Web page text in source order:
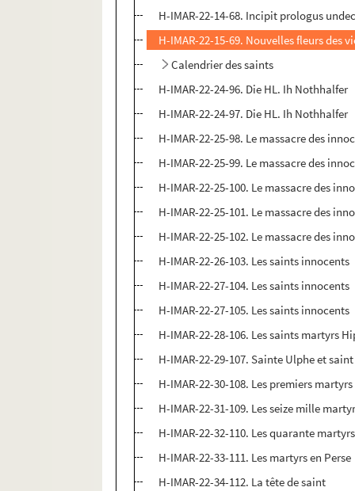
H-IMAR-22-14-68. Incipit prologus
H-IMAR-22-15-69. Nouvelles fleurs des
Calendrier des saints
H-IMAR-22-24-96. Die HL. Ih Nothhalfer
H-IMAR-22-24-97. Die HL. Ih Nothhalfer
H-IMAR-22-25-98. Le massacre des
H-IMAR-22-25-99. Le massacre des
H-IMAR-22-25-100. Le massacre des
H-IMAR-22-25-101. Le massacre des
H-IMAR-22-25-102. Le massacre des
H-IMAR-22-26-103. Les saints innocents
H-IMAR-22-27-104. Les saints innocents
H-IMAR-22-27-105. Les saints innocents
H-IMAR-22-28-106. Les saints martyrs
H-IMAR-22-29-107. Sainte Ulphe et
H-IMAR-22-30-108. Les premiers
H-IMAR-22-31-109. Les seize mille
H-IMAR-22-32-110. Les quarante
H-IMAR-22-33-111. Les martyrs en Perse
H-IMAR-22-34-112. La tête de saint